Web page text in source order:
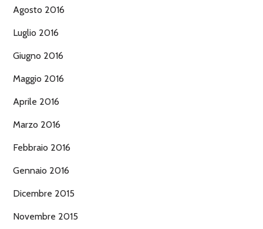
Agosto 2016
Luglio 2016
Giugno 2016
Maggio 2016
Aprile 2016
Marzo 2016
Febbraio 2016
Gennaio 2016
Dicembre 2015
Novembre 2015